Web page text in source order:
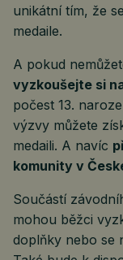
unikátní tím, že
medaile.
A pokud
vyzkoušejte si
počest 13.
výzvy můžete
medaili. A navíc
komunity v
Součástí
mohou běžci
doplňky nebo se